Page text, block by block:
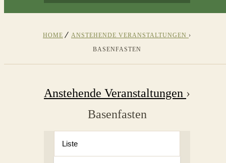
HOME ANSTEHENDE VERANSTALTUNGEN ›
BASENFASTEN
Anstehende Veranstaltungen ›
Basenfasten